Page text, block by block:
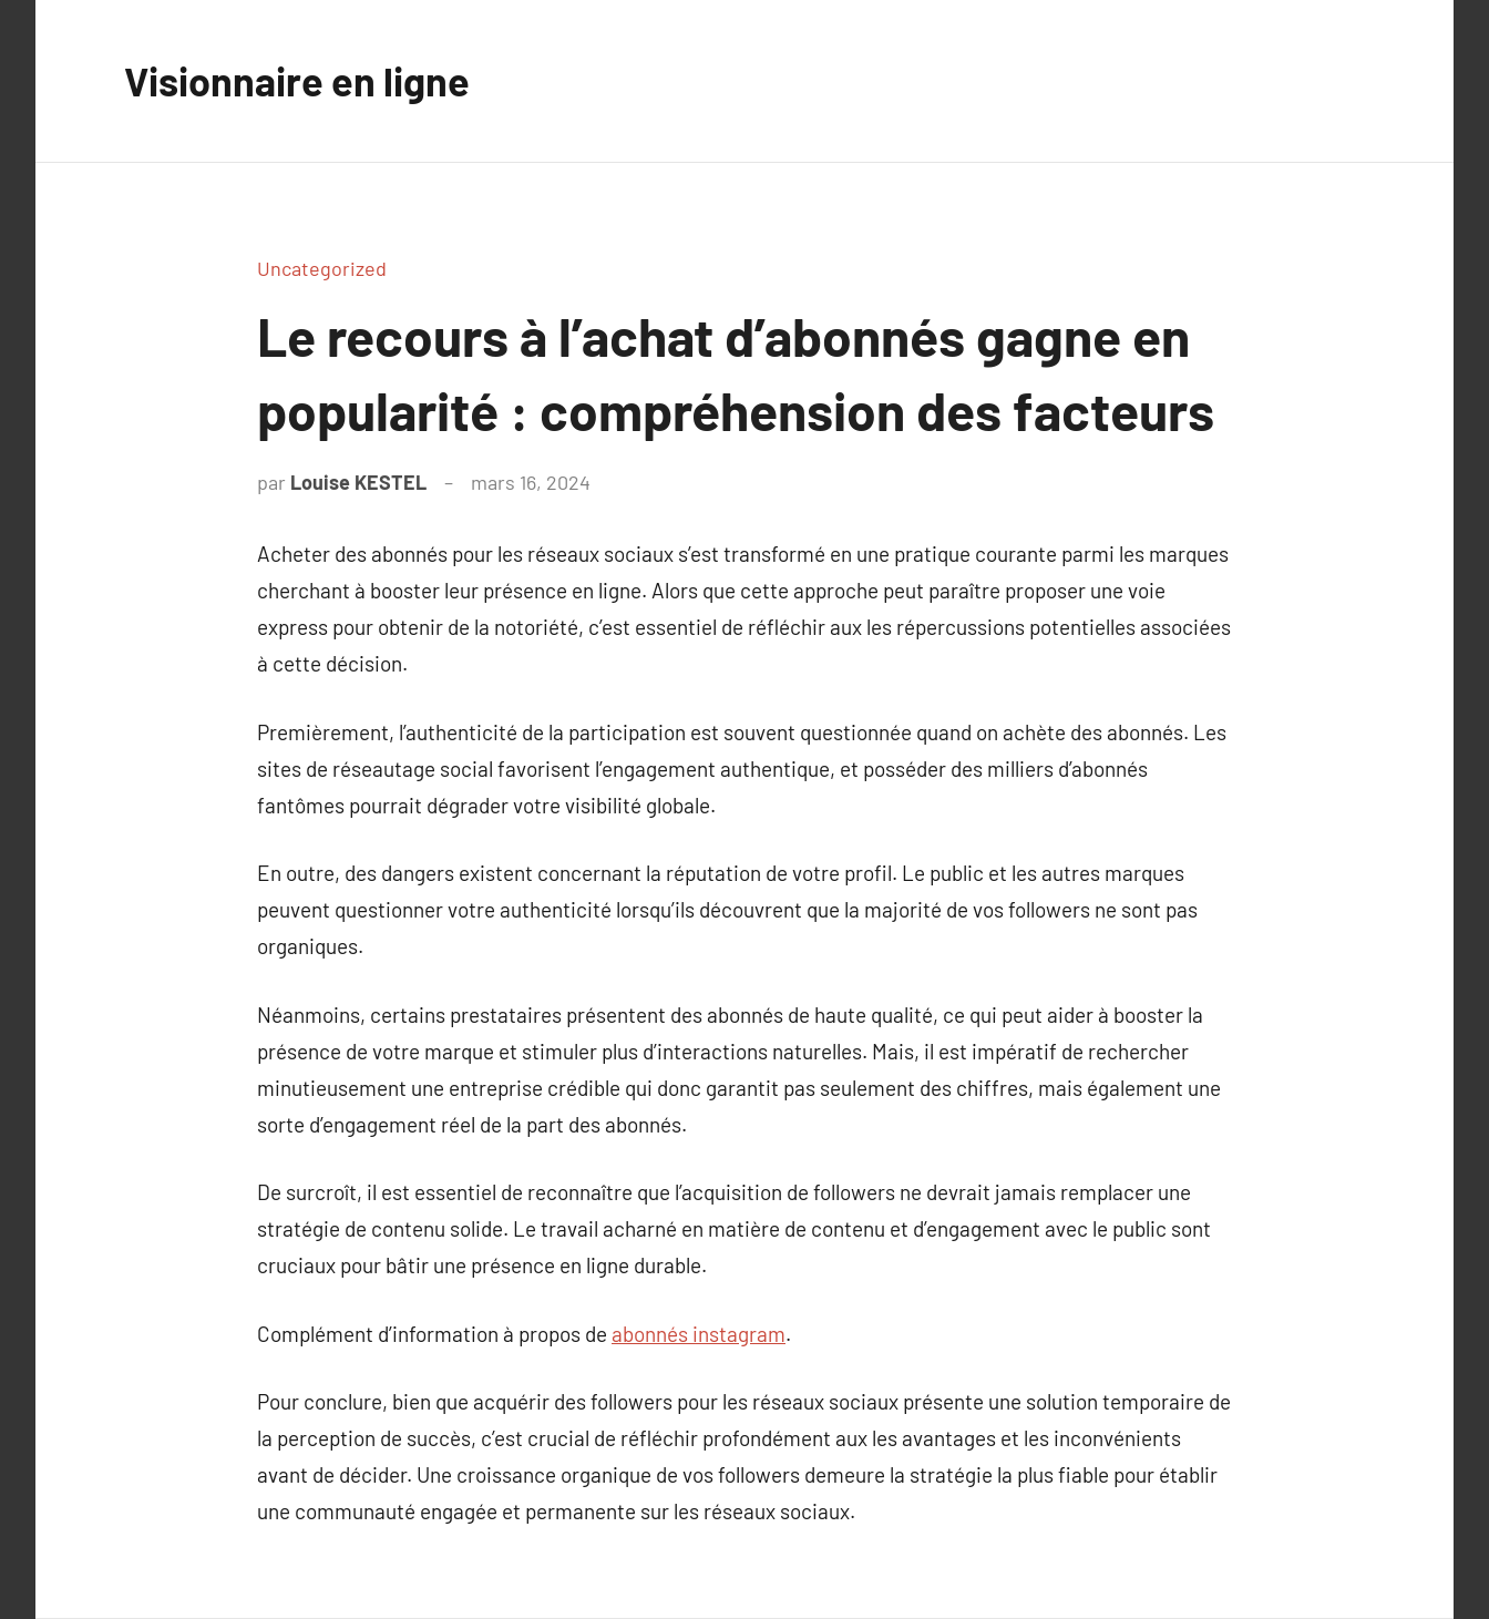
Visionnaire en ligne
Uncategorized
Le recours à l’achat d’abonnés gagne en
popularité : compréhension des facteurs
par Louise KESTEL mars 16, 2024
Acheter des abonnés pour les réseaux sociaux s’est transformé en une pratique courante parmi les marques
cherchant à booster leur présence en ligne. Alors que cette approche peut paraître proposer une voie
express pour obtenir de la notoriété, c’est essentiel de réfléchir aux les répercussions potentielles associées
à cette décision.
Premièrement, l’authenticité de la participation est souvent questionnée quand on achète des abonnés. Les
sites de réseautage social favorisent l’engagement authentique, et posséder des milliers d’abonnés
fantômes pourrait dégrader votre visibilité globale.
En outre, des dangers existent concernant la réputation de votre profil. Le public et les autres marques
peuvent questionner votre authenticité lorsqu’ils découvrent que la majorité de vos followers ne sont pas
organiques.
Néanmoins, certains prestataires présentent des abonnés de haute qualité, ce qui peut aider à booster la
présence de votre marque et stimuler plus d’interactions naturelles. Mais, il est impératif de rechercher
minutieusement une entreprise crédible qui donc garantit pas seulement des chiffres, mais également une
sorte d’engagement réel de la part des abonnés.
De surcroît, il est essentiel de reconnaître que l’acquisition de followers ne devrait jamais remplacer une
stratégie de contenu solide. Le travail acharné en matière de contenu et d’engagement avec le public sont
cruciaux pour bâtir une présence en ligne durable.
Complément d’information à propos de abonnés instagram.
Pour conclure, bien que acquérir des followers pour les réseaux sociaux présente une solution temporaire de
la perception de succès, c’est crucial de réfléchir profondément aux les avantages et les inconvénients
avant de décider. Une croissance organique de vos followers demeure la stratégie la plus fiable pour établir
une communauté engagée et permanente sur les réseaux sociaux.